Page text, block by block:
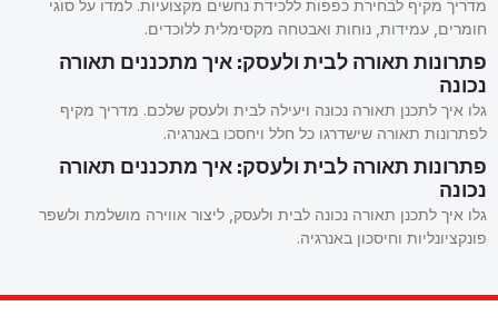
מדריך מקיף לבחירת כפפות ללכידת נחשים מקצועיות. למדו על סוגי
חומרים, עמידות, נוחות ואבטחה מקסימלית ללוכדים.
פתרונות תאורה לבית ולעסק: איך מתכננים תאורה
נכונה
גלו איך לתכנן תאורה נכונה ויעילה לבית ולעסק שלכם. מדריך מקיף
לפתרונות תאורה שישדרגו כל חלל ויחסכו באנרגיה.
פתרונות תאורה לבית ולעסק: איך מתכננים תאורה
נכונה
גלו איך לתכנן תאורה נכונה לבית ולעסק, ליצור אווירה מושלמת ולשפר
פונקציונליות וחיסכון באנרגיה.